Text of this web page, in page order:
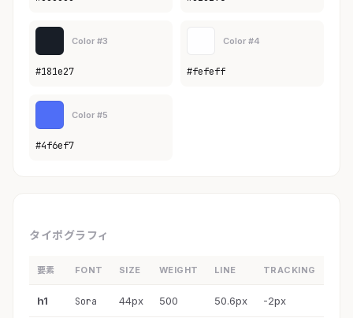
Color #3
#181e27
Color #4
#fefeff
Color #5
#4f6ef7
タイポグラフィ
要素 FONT SIZE WEIGHT LINE TRACKING
h1 Sora 44px 500 50.6px -2px